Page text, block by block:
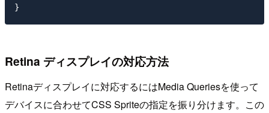
Retina ディスプレイの対応方法
Retinaディスプレイに対応するにはMedia Queriesを使って
デバイスに合わせてCSS Spriteの指定を振り分けます。この